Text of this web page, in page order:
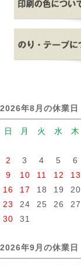
2026年8月の休業日
日 月 火 水 木
2
3 4 5 6
9
10 11 12 13
16
17 18 19 20
23
24 25 26 27
30
31
2026年9月の休業日